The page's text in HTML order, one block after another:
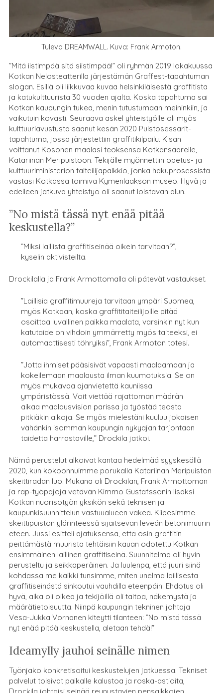
Tuleva DREAMWALL. Kuva: Frank Armoton.
”Mitä iistimpää sitä siistimpää!” oli ryhmän 2019 lokakuussa
Kotkan Nelosteatterilla järjestämän Graffest-tapahtuman
slogan. Esillä oli liikkuvaa kuvaa helsinkiläisestä graffitista
ja katukulttuurista 30 vuoden ajalta. Koska tapahtuma sai
Kotkan kaupungin tukea, menin tutustumaan meininkiin, ja
vaikutuin kovasti. Seuraava askel yhteistyölle oli myös
kulttuuriavustusta saanut kesän 2020 Puistosessarit-
tapahtuma, jossa järjestettiin graffitikilpailu. Kisan
voittanut Kosonen maalasi teoksensa Kotkansaarelle,
Katariinan Meripuistoon. Tekijälle myönnettiin opetus- ja
kulttuuriministeriön taiteilijapalkkio, jonka hakuprosessista
vastasi Kotkassa toimiva Kymenlaakson museo. Hyvä ja
edelleen jatkuva yhteistyö oli saanut loistavan alun.
”No mistä tässä nyt enää pitää
keskustella?”
”Miksi laillista graffitiseinää oikein tarvitaan?”,
kyselin aktivisteilta.
Drockilalla ja Frank Armottomalla oli pätevät vastaukset.
”Laillisia graffitimuureja tarvitaan ympäri Suomea,
myös Kotkaan, koska graffititaiteilijoille pitää
osoittaa luvallinen paikka maalata, varsinkin nyt kun
katutaide on vihdoin ymmärretty myös taiteeksi, ei
automaattisesti töhryiksi”, Frank Armoton totesi.
”Jotta ihmiset pääsisivät vapaasti maalaamaan ja
kokeilemaan maalausta ilman kuumotuksia. Se on
myös mukavaa ajanvietettä kauniissa
ympäristössä. Voit viettää rajattoman määrän
aikaa maalausvision parissa ja työstää teosta
pitkiäkin aikoja. Se myös mielestäni kuuluu jokaisen
vähänkin isomman kaupungin nykyajan tarjontaan
taidetta harrastaville,” Drockila jatkoi.
Nämä perustelut alkoivat kantaa hedelmää syyskesällä
2020, kun kokoonnuimme porukalla Katariinan Meripuiston
skeittiradan luo. Mukana oli Drockilan, Frank Armottoman
ja rap-työpajoja vetävän Kimmo Gustafssonin lisäksi
Kotkan nuorisotyön yksikön sekä teknisen ja
kaupunkisuunnittelun vastuualueen väkeä. Kiipesimme
skeittipuiston ylärinteessä sijaitsevan leveän betonimuurin
eteen. Jussi esitteli ajatuksensa, että osin graffitin
peittämästä muurista tehtäisiin kauan odotettu Kotkan
ensimmäinen laillinen graffitiseinä. Suunnitelma oli hyvin
perusteltu ja seikkaperäinen. Ja luulenpa, että juuri siinä
kohdassa me kaikki tunsimme, miten unelma laillisesta
graffitiseinästä sinkoutui vauhdilla eteenpäin. Ehdotus oli
hyvä, aika oli oikea ja tekijöillä oli taitoa, näkemystä ja
määrätietoisuutta. Niinpä kaupungin tekninen johtaja
Vesa-Jukka Vornanen kiteytti tilanteen: ”No mistä tässä
nyt enää pitää keskustella, aletaan tehdä!”
Ideamylly jauhoi seinälle nimen
Työnjako konkretisoitui keskustelujen jatkuessa. Tekniset
palvelut toisivat paikalle kalustoa ja roska-astioita,
Drockila johtaisi seinää reunustavien pensaikkojen